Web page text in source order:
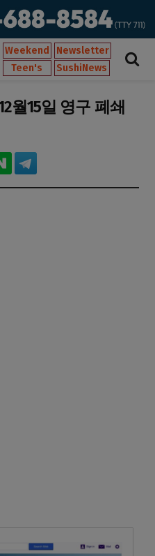
Weekend
Newsletter
Teen's
SushiNews
월15일 영구 폐쇄